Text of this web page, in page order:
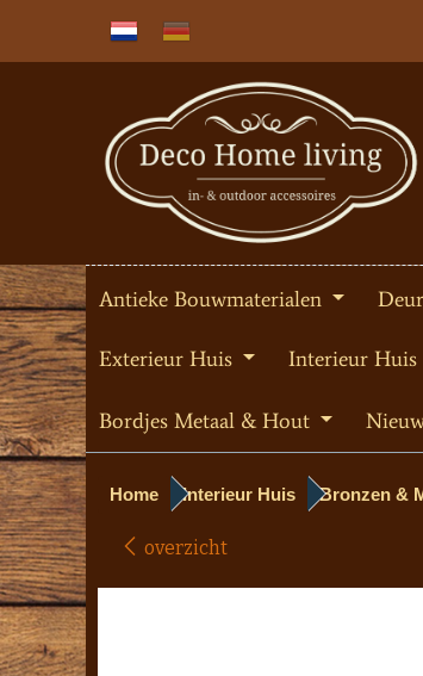
Antieke Bouwmaterialen
Exterieur Huis Interieur Huis
Bordjes Metaal & Hout
Home Interieur Huis Bronzen &
overzicht